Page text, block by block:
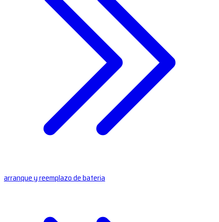
arranque y reemplazo de bateria